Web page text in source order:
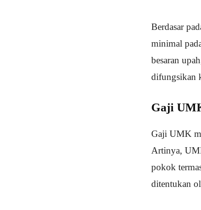
Berdasar
minimal
besaran
difungsikan
Gaji
Gaji UMK
Artinya,
pokok
ditentukan